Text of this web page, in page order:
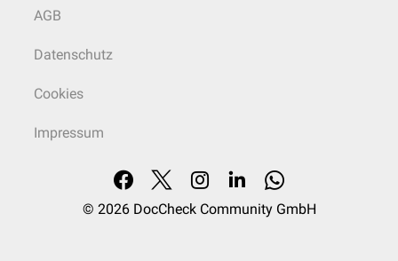
AGB
Datenschutz
Cookies
Impressum
© 2026 DocCheck Community GmbH